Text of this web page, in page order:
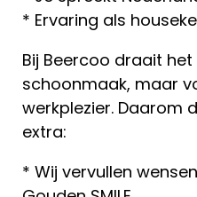
* Ervaring als
Bij Beercoo draait
schoonmaak, maar
werkplezier. Daarom
extra:
* Wij vervullen